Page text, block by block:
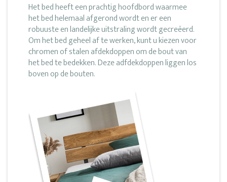
Het bed heeft een prachtig hoofdbord waarmee
het bed helemaal afgerond wordt en er een
robuuste en landelijke uitstraling wordt gecreëerd.
Om het bed geheel af te werken, kunt u kiezen voor
chromen of stalen afdekdoppen om de bout van
het bed te bedekken. Deze adfdekdoppen liggen los
boven op de bouten.